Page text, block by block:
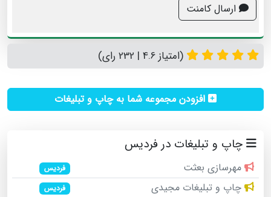
ارسال کامنت
(امتیاز 4.6 | 232 رای)
افزودن مجموعه شما به چاپ و تبلیغات
چاپ و تبلیغات در فردیس
مهرسازی بعثت فردیس
چاپ و تبلیغات مجیدی فردیس